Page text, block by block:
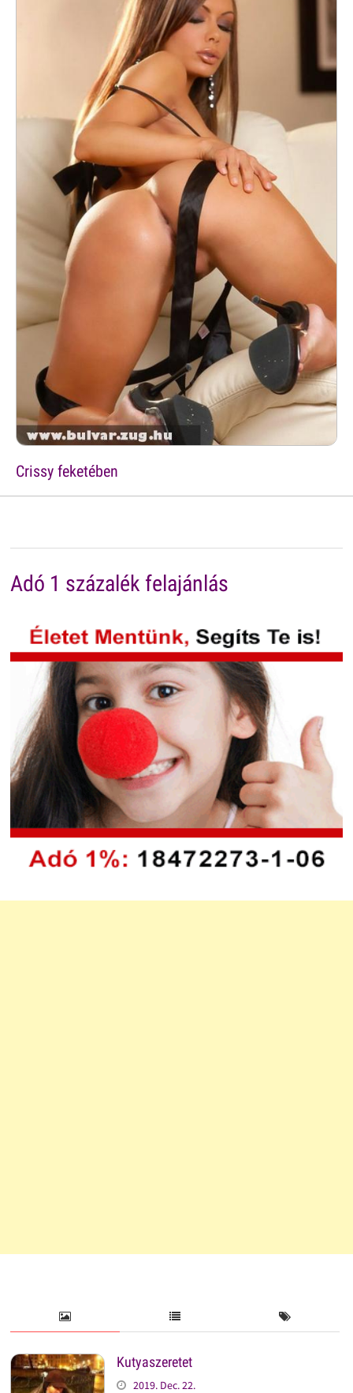
Crissy feketében
Adó 1 százalék felajánlás
Kutyaszeretet
2019. Dec. 22.